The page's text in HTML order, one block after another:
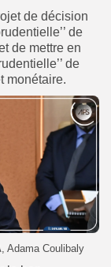
de décision
de
de mettre en
de
monétaire.
Adama Coulibaly